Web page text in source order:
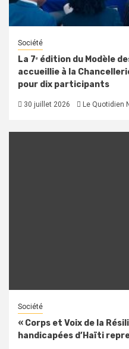
Société
La 7ᵉ édition du Modèle
accueillie à la
pour dix participants
30 juillet 2026 Le Quotidien
Société
« Corps et Voix de la
handicapées d’Haïti